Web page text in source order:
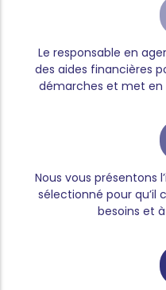
Le responsable en
des aides financières
démarches et met en
Nous vous présentons
sélectionné pour qu’il
besoins et